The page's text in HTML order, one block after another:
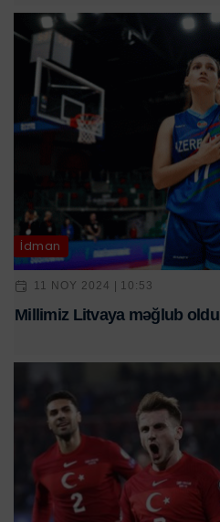
İdman
11 NOY 2024 | 10:53
Millimiz Litvaya məğlub oldu